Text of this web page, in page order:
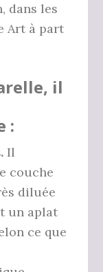
dans les
Art à part
il
:
Il
couche
diluée
un aplat
ce que